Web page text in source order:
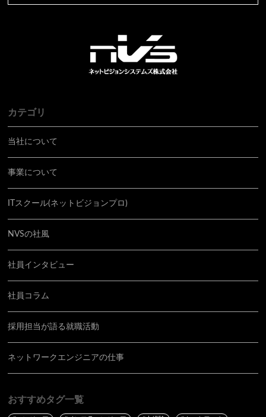
カテゴリ
当社について
事業について
ITスクール(ネットビジョンプロ)
NVSの社風
社員インタビュー
社員コラム
採用担当が語る就職活動
ネットワークエンジニアの仕事
おすすめタグ一覧